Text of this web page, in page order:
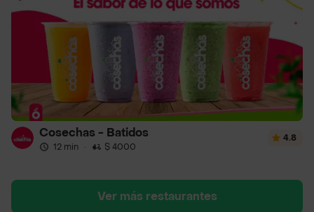
Cosechas - Batidos
12 min · $ 4000
4.8
Ver más restaurantes